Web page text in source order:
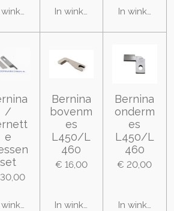
winkelwagenIn winkelwagenIn
/
e
set
winkelwagen
Bernina
bovenm
es
L450/L
460
€ 16,00
In winkelwagen
Bernina
onderm
es
L450/L
460
€ 20,00
In